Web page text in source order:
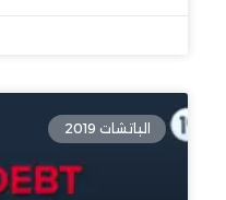
الباتشات 2019